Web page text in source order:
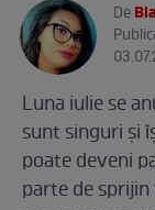
De
Luna iulie se
sunt singuri și
poate deveni
parte de